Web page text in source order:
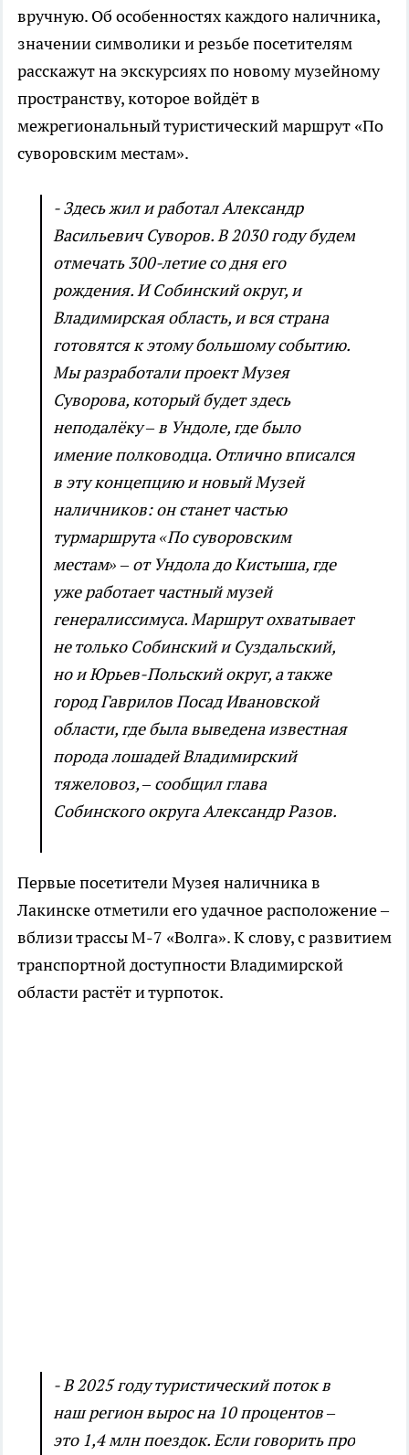
вручную. Об особенностях каждого наличника,
значении символики и резьбе посетителям
расскажут на экскурсиях по новому музейному
пространству, которое войдёт в
межрегиональный туристический маршрут «По
суворовским местам».
- Здесь жил и работал Александр
Васильевич Суворов. В 2030 году будем
отмечать 300-летие со дня его
рождения. И Собинский округ, и
Владимирская область, и вся страна
готовятся к этому большому событию.
Мы разработали проект Музея
Суворова, который будет здесь
неподалёку – в Ундоле, где было
имение полководца. Отлично вписался
в эту концепцию и новый Музей
наличников: он станет частью
турмаршрута «По суворовским
местам» – от Ундола до Кистыша, где
уже работает частный музей
генералиссимуса. Маршрут охватывает
не только Собинский и Суздальский,
но и Юрьев-Польский округ, а также
город Гаврилов Посад Ивановской
области, где была выведена известная
порода лошадей Владимирский
тяжеловоз, – сообщил глава
Собинского округа Александр Разов.
Первые посетители Музея наличника в
Лакинске отметили его удачное расположение –
вблизи трассы М-7 «Волга». К слову, с развитием
транспортной доступности Владимирской
области растёт и турпоток.
- В 2025 году туристический поток в
наш регион вырос на 10 процентов –
это 1,4 млн поездок. Если говорить про